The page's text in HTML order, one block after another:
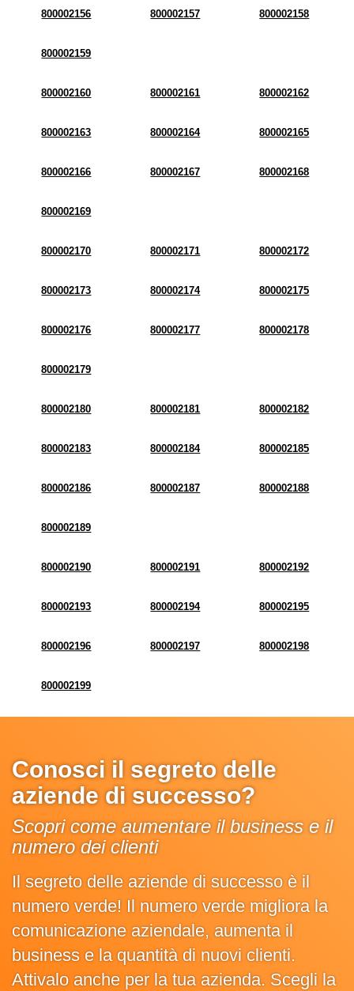
800002156 800002157 800002158
800002159
800002160 800002161 800002162
800002163 800002164 800002165
800002166 800002167 800002168
800002169
800002170 800002171 800002172
800002173 800002174 800002175
800002176 800002177 800002178
800002179
800002180 800002181 800002182
800002183 800002184 800002185
800002186 800002187 800002188
800002189
800002190 800002191 800002192
800002193 800002194 800002195
800002196 800002197 800002198
800002199
Conosci il segreto delle
aziende di successo?
Scopri come aumentare il business e il
numero dei clienti
Il segreto delle aziende di successo è il
numero verde! Il numero verde migliora la
comunicazione aziendale, aumenta il
business e la quantità di nuovi clienti.
Attivalo anche per la tua azienda. Scegli la